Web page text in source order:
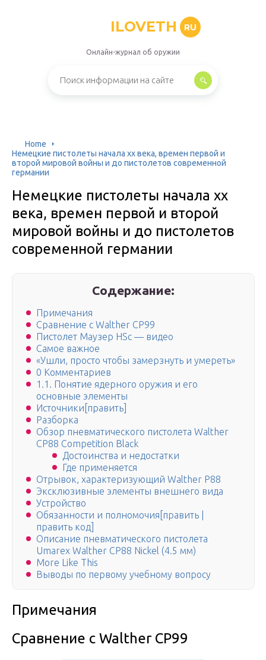
ILOVETH RU
Онлайн-журнал об оружии
Home
Немецкие пистолеты начала xx века, времен первой и
второй мировой войны и до пистолетов современной
германии
Немецкие пистолеты начала xx
века, времен первой и второй
мировой войны и до пистолетов
современной германии
Содержание:
Примечания
Сравнение с Walther CP99
Пистолет Маузер HSc — видео
Самое важное
«Ушли, просто чтобы замерзнуть и умереть»
0 Комментариев
1.1. Понятие ядерного оружия и его
основные элементы
Источники[править]
Разборка
Обзор пневматического пистолета Walther
CP88 Competition Black
Достоинства и недостатки
Где применяется
Отрывок, характеризующий Walther P88
Эксклюзивные элементы внешнего вида
Устройство
Обязанности и полномочия[править |
править код]
Описание пневматического пистолета
Umarex Walther CP88 Nickel (4.5 мм)
More Like This
Выводы по первому учебному вопросу
Примечания
Сравнение с Walther CP99